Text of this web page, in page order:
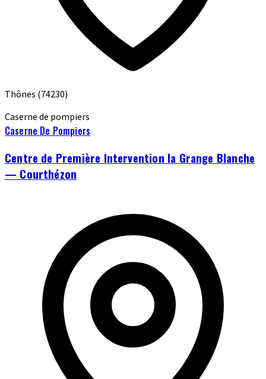
Thônes (74230)
Caserne de pompiers
Caserne De Pompiers
Centre de Première Intervention la Grange Blanche
— Courthézon